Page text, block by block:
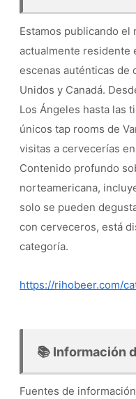
Estamos publicando
actualmente residente
escenas auténticas de
Unidos y Canadá.
Los Ángeles hasta las
únicos tap rooms de
visitas a cervecerías
Contenido profundo
norteamericana,
solo se pueden
con cerveceros, está
categoría.
https://rihobeer.com/
📚 Información
Fuentes de